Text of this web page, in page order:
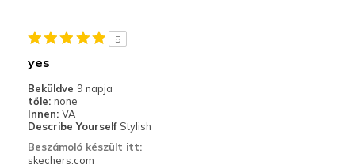
Going Out
5
yes
Beküldve 9 napja
tőle: none
Innen: VA
Describe Yourself Stylish
Beszámoló készült itt:
skechers.com